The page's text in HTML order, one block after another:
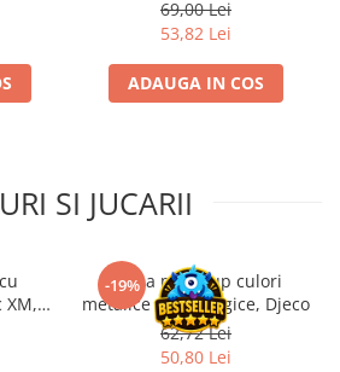
TCG
Panini si
Triceratops
69,00 Lei
53,82 Lei
ADAUGA IN COS
SI JUCARII
XM,
-19%
Trusa make-up culori
metalice non alergice, Djeco
62,72 Lei
50,80 Lei